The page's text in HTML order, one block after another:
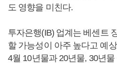
도 영향을 미친다.
투자은행(IB) 업계는 베센트
할 가능성이 아주 높다고 예
4월 10년물과 20년물, 30년